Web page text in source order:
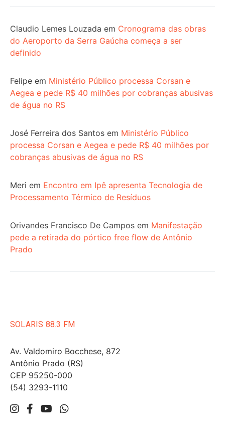
Claudio Lemes Louzada em Cronograma das obras
do Aeroporto da Serra Gaúcha começa a ser
definido
Felipe em Ministério Público processa Corsan e
Aegea e pede R$ 40 milhões por cobranças abusivas
de água no RS
José Ferreira dos Santos em Ministério Público
processa Corsan e Aegea e pede R$ 40 milhões por
cobranças abusivas de água no RS
Meri em Encontro em Ipê apresenta Tecnologia de
Processamento Térmico de Resíduos
Orivandes Francisco De Campos em Manifestação
pede a retirada do pórtico free flow de Antônio
Prado
SOLARIS 88.3 FM
Av. Valdomiro Bocchese, 872
Antônio Prado (RS)
CEP 95250-000
(54) 3293-1110